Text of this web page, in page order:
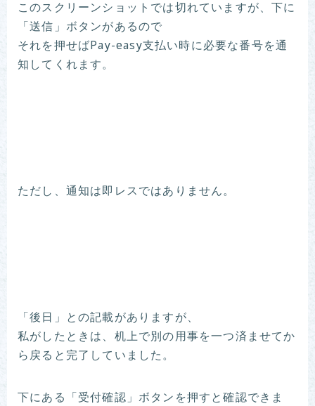
このスクリーンショットでは切れていますが、下に
「送信」ボタンがあるので
それを押せばPay-easy支払い時に必要な番号を通
知してくれます。
ただし、通知は即レスではありません。
「後日」との記載がありますが、
私がしたときは、机上で別の用事を一つ済ませてか
ら戻ると完了していました。
下にある「受付確認」ボタンを押すと確認できま